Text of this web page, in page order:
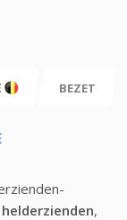
BEZET
,